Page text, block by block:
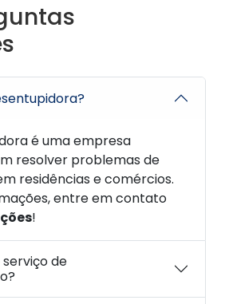
é uma empresa
resolver problemas de
residências e comércios.
entre em contato
!
de